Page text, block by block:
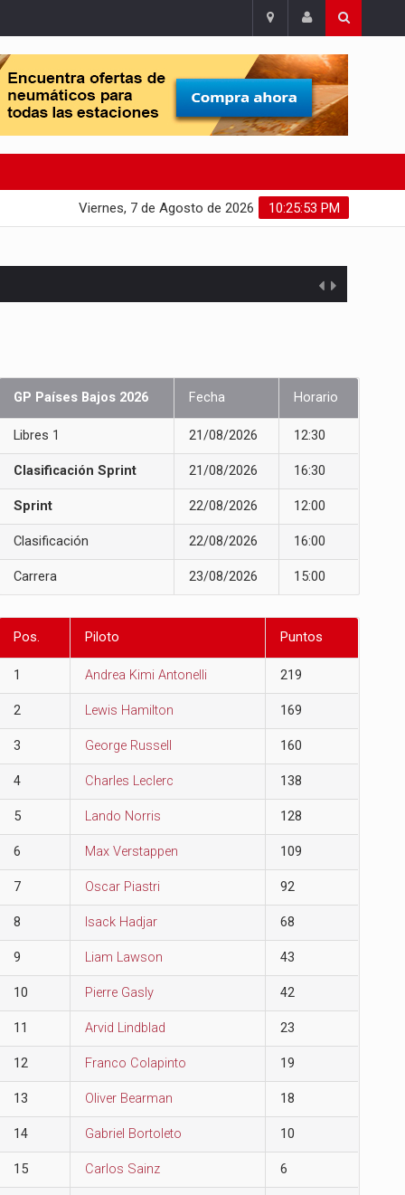
10:25:54 PM
Viernes, 7 de Agosto de 2026
GP Países Bajos 2026 Fecha Horario
Libres 1 21/08/2026 12:30
Clasificación Sprint 21/08/2026 16:30
Sprint 22/08/2026 12:00
Clasificación 22/08/2026 16:00
Carrera 23/08/2026 15:00
Pos. Piloto Puntos
1 Andrea Kimi Antonelli 219
2 Lewis Hamilton 169
3 George Russell 160
4 Charles Leclerc 138
5 Lando Norris 128
6 Max Verstappen 109
7 Oscar Piastri 92
8 Isack Hadjar 68
9 Liam Lawson 43
10 Pierre Gasly 42
11 Arvid Lindblad 23
12 Franco Colapinto 19
13 Oliver Bearman 18
14 Gabriel Bortoleto 10
15 Carlos Sainz 6